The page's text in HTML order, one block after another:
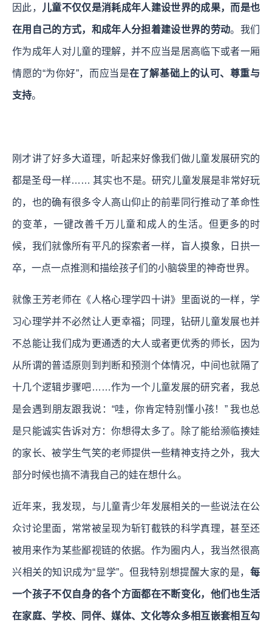
因此， 儿童不仅仅是消耗成年人建设世界的成果，而是也
在用自己的方式，和成年人分担着建设世界的劳动。我们
作为成年人对儿童的理解，并不应当是居高临下或者一厢
情愿的“为你好”，而应当是在了解基础上的认可、尊重与
支持。
刚才讲了好多大道理，听起来好像我们做儿童发展研究的
都是圣母一样…… 其实也不是。研究儿童发展是非常好玩
的，也的确有很多令人高山仰止的前辈同行推动了革命性
的变革，一键改善千万儿童和成人的生活。但更多的时
候，我们就像所有平凡的探索者一样，盲人摸象，日拱一
卒，一点一点推测和描绘孩子们的小脑袋里的神奇世界。
就像王芳老师在《人格心理学四十讲》里面说的一样，学
习心理学并不必然让人更幸福；同理，钻研儿童发展也并
不总能让我们成为更通透的大人或者更优秀的师长，因为
从所谓的普适原则到判断和预测个体情况，中间也就隔了
十几个逻辑步骤吧……作为一个儿童发展的研究者，我总
是会遇到朋友跟我说：“哇，你肯定特别懂小孩！” 我也总
是只能诚实告诉对方：你想得太多了。除了能给濒临揍娃
的家长、被学生气笑的老师提供一些精神支持之外，我大
部分时候也搞不清我自己的娃在想什么。
近年来，我发现，与儿童青少年发展相关的一些说法在公
众讨论里面，常常被呈现为斩钉截铁的科学真理，甚至还
被用来作为某些鄙视链的依据。作为圈内人，我当然很高
兴相关的知识成为“显学”。但我特别想提醒大家的是， 每
一个孩子不仅自身的各个方面都在不断变化，他们也生活
在家庭、学校、同伴、媒体、文化等众多相互嵌套相互勾